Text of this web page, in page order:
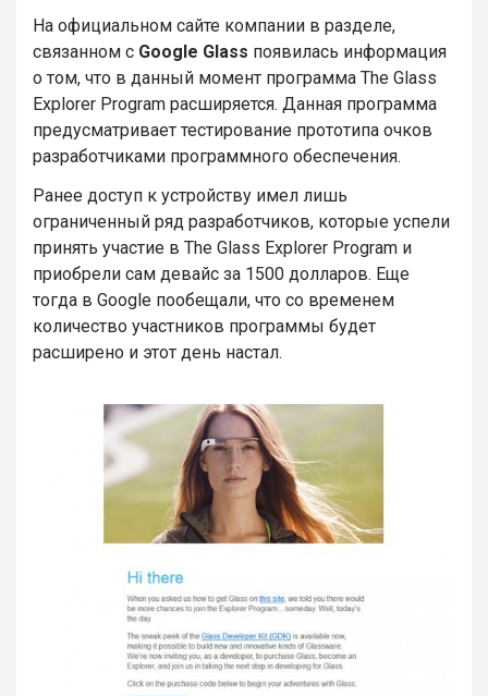
На официальном сайте компании в разделе,
связанном с Google Glass появилась информация
о том, что в данный момент программа The Glass
Explorer Program расширяется. Данная программа
предусматривает тестирование прототипа очков
разработчиками программного обеспечения.
Ранее доступ к устройству имел лишь
ограниченный ряд разработчиков, которые успели
принять участие в The Glass Explorer Program и
приобрели сам девайс за 1500 долларов. Еще
тогда в Google пообещали, что со временем
количество участников программы будет
расширено и этот день настал.